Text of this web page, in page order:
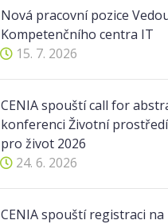
Nová pracovní pozice
Kompetenčního centra IT
15. 7. 2026
CENIA spouští call for
konferenci Životní
pro život 2026
24. 6. 2026
CENIA spouští registraci